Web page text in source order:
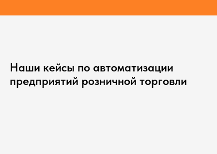
Наши кейсы по автоматизации
предприятий розничной торговли